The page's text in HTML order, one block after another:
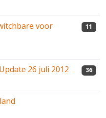
voor
11
26 juli 2012 36